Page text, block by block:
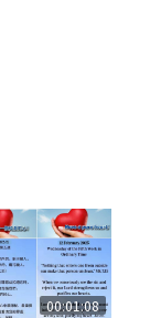
避靜」—【逾
與益處
00:01:08